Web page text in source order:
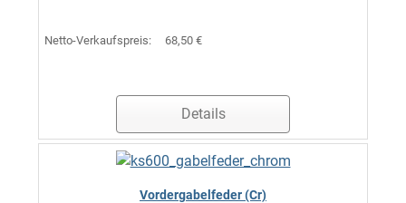
Netto-Verkaufspreis: 68,50 €
Details
Vordergabelfeder (Cr)